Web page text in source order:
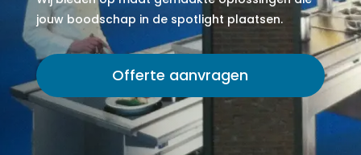
jouw boodschap in de spotlight plaatsen.
Offerte aanvragen